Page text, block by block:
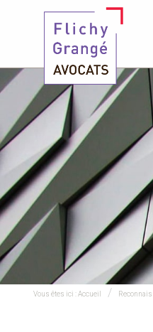
Vous êtes ici :Accueil